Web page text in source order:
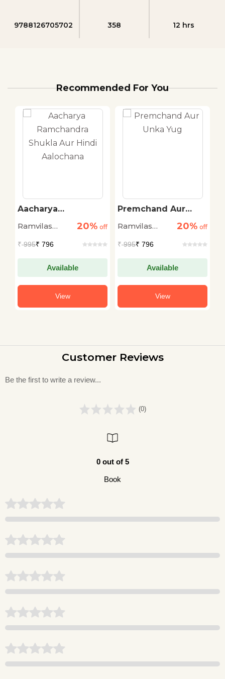
9788126705702 358 12 hrs
Recommended For You
Aacharya
Aur Hindi Aalochana
Ramvilas
20% off
₹995₹ 796
Available
View
Premchand Aur
Ramvilas
20% off
₹995₹ 796
Available
View
Customer Reviews
Be the first to write a review...
(0)
0 out of 5
Book